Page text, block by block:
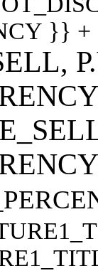
}}